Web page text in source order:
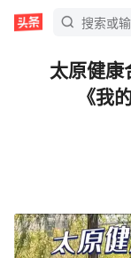
太原健康
《我